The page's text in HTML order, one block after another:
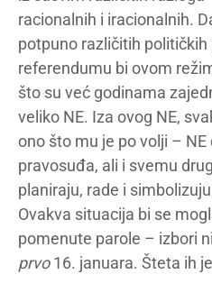
racionalnih i iracionalnih.
potpuno različitih političkih
referendumu bi ovom
što su već godinama
veliko NE. Iza ovog NE,
ono što mu je po volji –
pravosuđa, ali i svemu
planiraju, rade i
Ovakva situacija bi se
pomenute parole – izbori
prvo16. januara. Šteta ih